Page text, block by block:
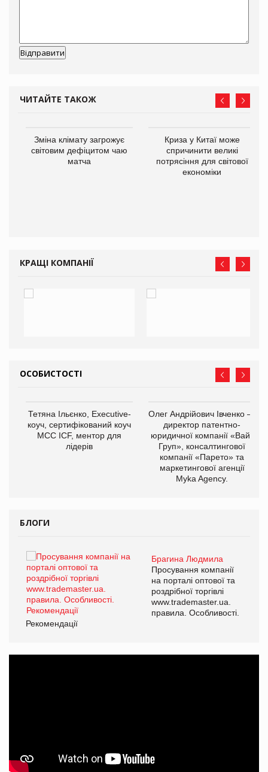
ЧИТАЙТЕ ТАКОЖ
Зміна клімату загрожує
світовим дефіцитом чаю
матча
Криза у Китаї може
спричинити великі
потрясіння для світової
економіки
КРАЩІ КОМПАНІЇ
ОСОБИСТОСТІ
Тетяна Ільєнко, Executive-
коуч, сертифікований коуч
МСС ICF, ментор для
лідерів
Олег Андрійович Івченко —
директор патентно-
юридичної компанії «Вайз
Груп», консалтингової
компанії «Парето» та
маркетингової агенції
Myka Agency.
БЛОГИ
Брагина Людмила
Просування компанії
на порталі оптової та
роздрібної торгівлі
www.trademaster.ua.
правила. Особливості.
Рекомендації